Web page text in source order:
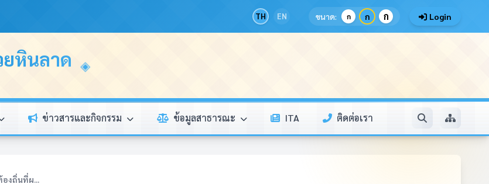
TH EN ขนาด: ก ก ก Login
หินลาด
ข่าวสารและกิจกรรม ข้อมูลสาธารณะ ITA ติดต่อเรา
งถิ่นที่ผ...